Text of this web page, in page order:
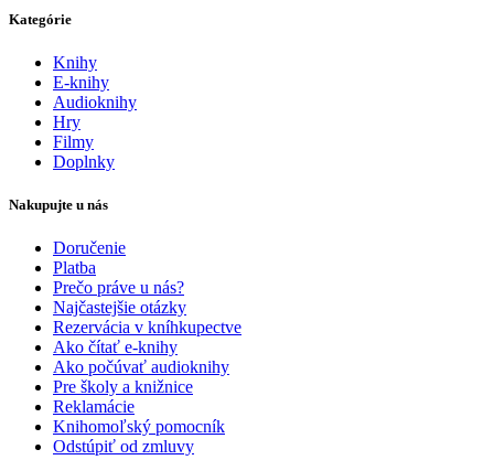
Kategórie
Knihy
E-knihy
Audioknihy
Hry
Filmy
Doplnky
Nakupujte u nás
Doručenie
Platba
Prečo práve u nás?
Najčastejšie otázky
Rezervácia v kníhkupectve
Ako čítať e-knihy
Ako počúvať audioknihy
Pre školy a knižnice
Reklamácie
Knihomoľský pomocník
Odstúpiť od zmluvy